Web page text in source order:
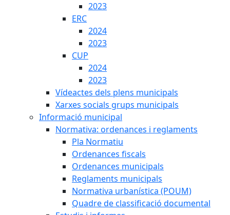
2023
ERC
2024
2023
CUP
2024
2023
Vídeactes dels plens municipals
Xarxes socials grups municipals
Informació municipal
Normativa: ordenances i reglaments
Pla Normatiu
Ordenances fiscals
Ordenances municipals
Reglaments municipals
Normativa urbanística (POUM)
Quadre de classificació documental